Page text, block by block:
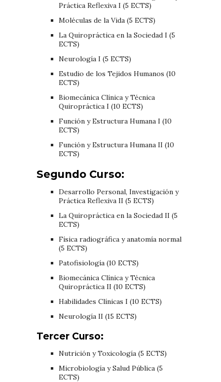
Práctica Reflexiva I (5 ECTS)
Moléculas de la Vida (5 ECTS)
La Quiropráctica en la Sociedad I (5
ECTS)
Neurología I (5 ECTS)
Estudio de los Tejidos Humanos (10
ECTS)
Biomecánica Clínica y Técnica
Quiropráctica I (10 ECTS)
Función y Estructura Humana I (10
ECTS)
Función y Estructura Humana II (10
ECTS)
Segundo Curso:
Desarrollo Personal, Investigación y
Práctica Reflexiva II (5 ECTS)
La Quiropráctica en la Sociedad II (5
ECTS)
Física radiográfica y anatomía normal
(5 ECTS)
Patofisiología (10 ECTS)
Biomecánica Clínica y Técnica
Quiropráctica II (10 ECTS)
Habilidades Clínicas I (10 ECTS)
Neurología II (15 ECTS)
Tercer Curso:
Nutrición y Toxicología (5 ECTS)
Microbiología y Salud Pública (5
ECTS)